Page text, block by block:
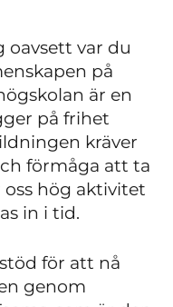
oavsett var du
på
är en
på frihet
kräver
förmåga att ta
oss hög aktivitet
in i tid.
för att nå
genom